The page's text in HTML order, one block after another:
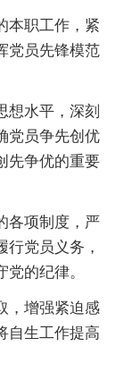
本职工作，紧
党员先锋模范
想水平，深刻
党员争先创优
先争优的重要
各项制度，严
党员义务，
的纪律。
，增强紧迫感
自生工作提高